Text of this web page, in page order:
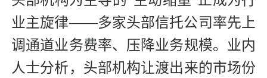
业主旋律——多家头部信托公司率先上
调通道业务费率、压降业务规模。业内
人士分析，头部机构让渡出来的市场份